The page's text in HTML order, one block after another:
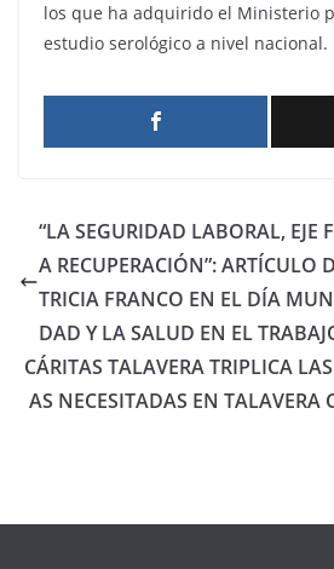
los que ha adquirido el Ministerio
estudio serológico a nivel nacional.
“LA SEGURIDAD LABORAL,
A RECUPERACIÓN”: ARTÍCULO
TRICIA FRANCO EN EL DÍA
DAD Y LA SALUD EN EL
CÁRITAS TALAVERA TRIPLICA
AS NECESITADAS EN TALAVERA